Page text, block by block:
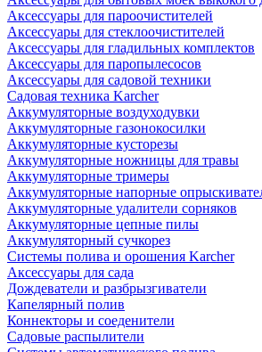
Аксессуары для пароочистителей
Аксессуары для стеклоочистителей
Аксессуары для гладильных комплектов
Аксессуары для паропылесосов
Аксессуары для садовой техники
Садовая техника Karcher
Аккумуляторные воздуходувки
Аккумуляторные газонокосилки
Аккумуляторные кусторезы
Аккумуляторные ножницы для травы
Аккумуляторные тримеры
Аккумуляторные напорные
Аккумуляторные удалители сорняков
Аккумуляторные цепные пилы
Аккумуляторный сучкорез
Системы полива и орошения Karcher
Аксессуары для сада
Дождеватели и разбрызгиватели
Капелярный полив
Коннекторы и соеденители
Садовые распылители